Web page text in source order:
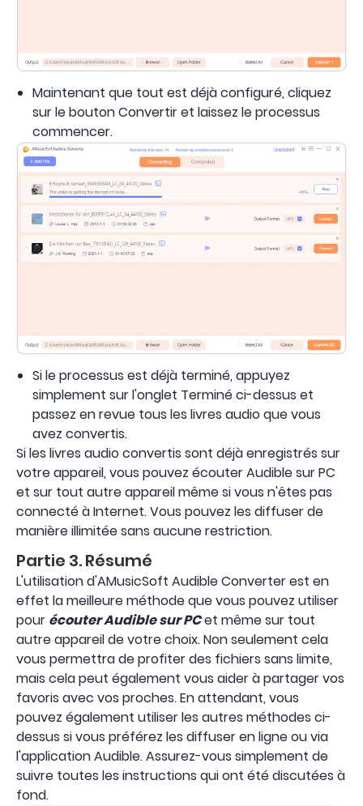
Maintenant que tout est déjà configuré, cliquez
sur le bouton Convertir et laissez le processus
commencer.
Si le processus est déjà terminé, appuyez
simplement sur l'onglet Terminé ci-dessus et
passez en revue tous les livres audio que vous
avez convertis.
Si les livres audio convertis sont déjà enregistrés sur
votre appareil, vous pouvez écouter Audible sur PC
et sur tout autre appareil même si vous n'êtes pas
connecté à Internet. Vous pouvez les diffuser de
manière illimitée sans aucune restriction.
Partie 3. Résumé
L'utilisation d'AMusicSoft Audible Converter est en
effet la meilleure méthode que vous pouvez utiliser
pour écouter Audible sur PCet même sur tout
autre appareil de votre choix. Non seulement cela
vous permettra de profiter des fichiers sans limite,
mais cela peut également vous aider à partager vos
favoris avec vos proches. En attendant, vous
pouvez également utiliser les autres méthodes ci-
dessus si vous préférez les diffuser en ligne ou via
l'application Audible. Assurez-vous simplement de
suivre toutes les instructions qui ont été discutées à
fond.